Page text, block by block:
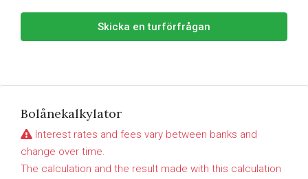
Skicka en turförfrågan
Bolånekalkylator
Interest rates and fees vary between banks and
change over time.
The calculation and the result made with this calculation